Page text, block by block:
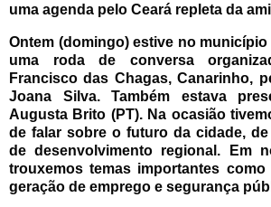
uma agenda pelo Ceará repleta da
Ontem (domingo) estive no
uma roda de conversa
Francisco das Chagas, Canarinho,
Joana Silva. Também estava
Augusta Brito (PT). Na ocasião
de falar sobre o futuro da cidade,
de desenvolvimento regional. Em
trouxemos temas importantes como
geração de emprego e segurança